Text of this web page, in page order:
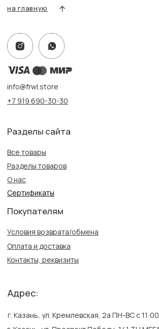
Информация
Политика конфиденциальности
Публичная оферта
Создание сайта
г. Казань, ул. Проспект Победы, 141 ТЦ МЕГА
ПН-ВС с 10:00 до 22:00